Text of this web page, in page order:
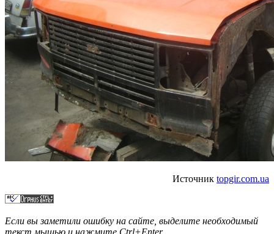
Источник topgir.com.ua
Если вы заметили ошибку на сайте, выделите необходимый
текст мышью и нажмите Ctrl+Enter